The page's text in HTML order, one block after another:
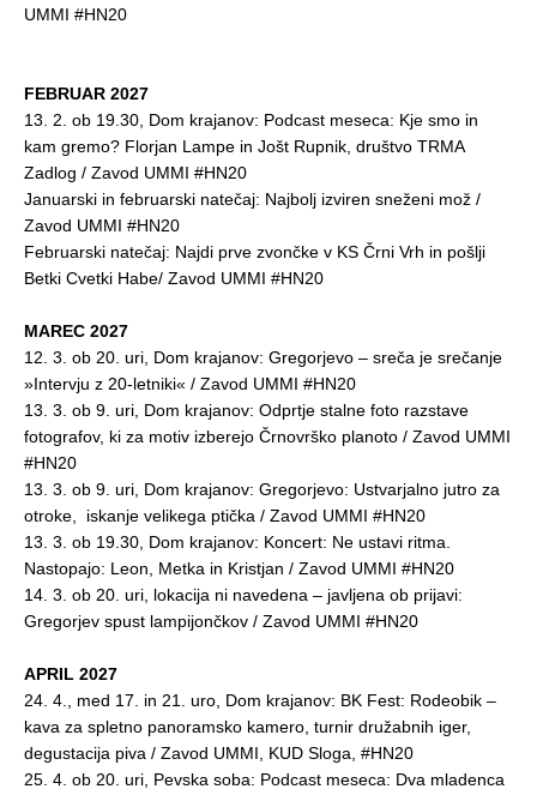
UMMI #HN20
FEBRUAR 2027
13. 2. ob 19.30, Dom krajanov: Podcast meseca: Kje smo in
kam gremo? Florjan Lampe in Jošt Rupnik, društvo TRMA
Zadlog / Zavod UMMI #HN20
Januarski in februarski natečaj: Najbolj izviren sneženi mož /
Zavod UMMI #HN20
Februarski natečaj: Najdi prve zvončke v KS Črni Vrh in pošlji
Betki Cvetki Habe/ Zavod UMMI #HN20
MAREC 2027
12. 3. ob 20. uri, Dom krajanov: Gregorjevo – sreča je srečanje
»Intervju z 20-letniki« / Zavod UMMI #HN20
13. 3. ob 9. uri, Dom krajanov: Odprtje stalne foto razstave
fotografov, ki za motiv izberejo Črnovrško planoto / Zavod UMMI
#HN20
13. 3. ob 9. uri, Dom krajanov: Gregorjevo: Ustvarjalno jutro za
otroke, iskanje velikega ptička / Zavod UMMI #HN20
13. 3. ob 19.30, Dom krajanov: Koncert: Ne ustavi ritma.
Nastopajo: Leon, Metka in Kristjan / Zavod UMMI #HN20
14. 3. ob 20. uri, lokacija ni navedena – javljena ob prijavi:
Gregorjev spust lampijončkov / Zavod UMMI #HN20
APRIL 2027
24. 4., med 17. in 21. uro, Dom krajanov: BK Fest: Rodeobik –
kava za spletno panoramsko kamero, turnir družabnih iger,
degustacija piva / Zavod UMMI, KUD Sloga, #HN20
25. 4. ob 20. uri, Pevska soba: Podcast meseca: Dva mladenca